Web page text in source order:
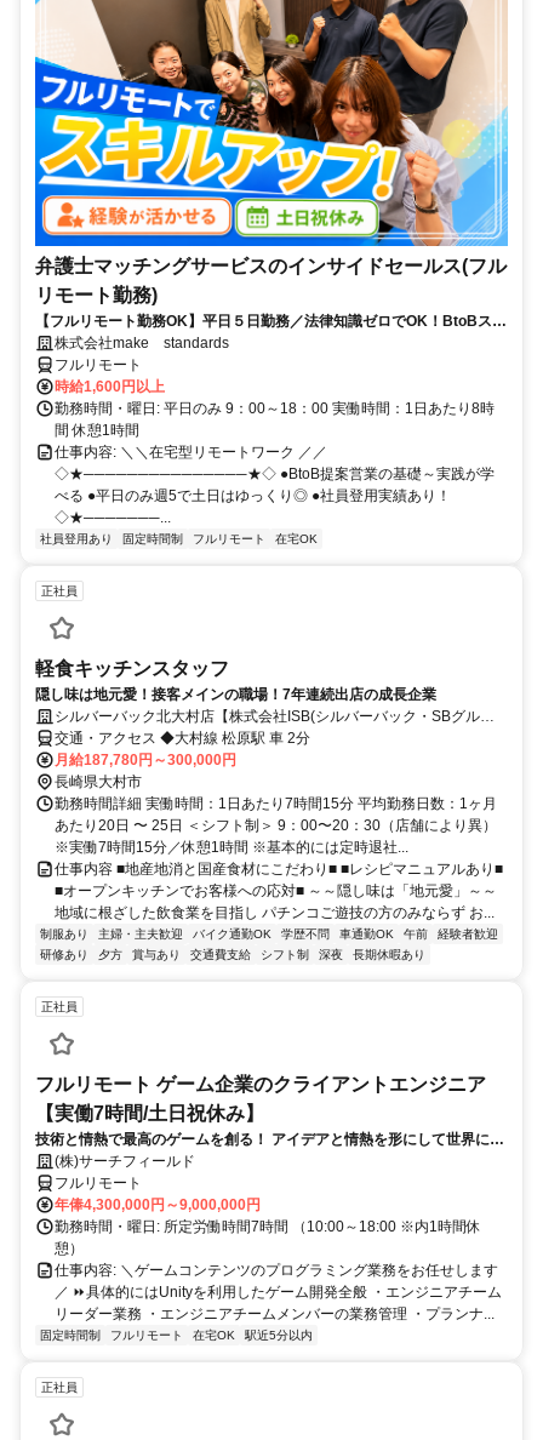
弁護士マッチングサービスのインサイドセールス(フル
リモート勤務)
【フルリモート勤務OK】平日５日勤務／法律知識ゼロでOK！BtoBスキ
ルが身につく営業職
株式会社make standards
フルリモート
時給1,600円以上
勤務時間・曜日: 平日のみ 9：00～18：00 実働時間：1日あたり8時
間 休憩1時間
仕事内容: ＼＼在宅型リモートワーク ／／
◇★───────────────★◇ ●BtoB提案営業の基礎～実践が学
べる ●平日のみ週5で土日はゆっくり◎ ●社員登用実績あり！
◇★───────...
社員登用あり 固定時間制 フルリモート 在宅OK
正社員
軽食キッチンスタッフ
隠し味は地元愛！接客メインの職場！7年連続出店の成長企業
シルバーバック北大村店【株式会社ISB(シルバーバック・SBグルー
プ)】
交通・アクセス ◆大村線 松原駅 車 2分
月給187,780円～300,000円
長崎県大村市
勤務時間詳細 実働時間：1日あたり7時間15分 平均勤務日数：1ヶ月
あたり20日 〜 25日 ＜シフト制＞ 9：00〜20：30（店舗により異）
※実働7時間15分／休憩1時間 ※基本的には定時退社...
仕事内容 ■地産地消と国産食材にこだわり■ ■レシピマニュアルあり■
■オープンキッチンでお客様への応対■ ～～隠し味は「地元愛」～～
地域に根ざした飲食業を目指し パチンコご遊技の方のみならず お...
制服あり 主婦・主夫歓迎 バイク通勤OK 学歴不問 車通勤OK 午前
経験者歓迎
研修あり
夕方 賞与あり 交通費支給 シフト制 深夜 長期休暇あり
正社員
フルリモート ゲーム企業のクライアントエンジニア
【実働7時間/土日祝休み】
技術と情熱で最高のゲームを創る！ アイデアと情熱を形にして世界に送
り出そう！
(株)サーチフィールド
フルリモート
年俸4,300,000円～9,000,000円
勤務時間・曜日: 所定労働時間7時間 （10:00～18:00 ※内1時間休
憩）
仕事内容: ＼ゲームコンテンツのプログラミング業務をお任せします
／ ⏩具体的にはUnityを利用したゲーム開発全般 ・エンジニアチーム
リーダー業務 ・エンジニアチームメンバーの業務管理 ・プランナ...
固定時間制 フルリモート 在宅OK 駅近5分以内
正社員